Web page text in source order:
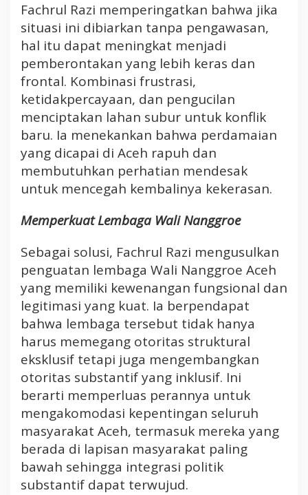
Fachrul Razi memperingatkan bahwa jika
situasi ini dibiarkan tanpa pengawasan,
hal itu dapat meningkat menjadi
pemberontakan yang lebih keras dan
frontal. Kombinasi frustrasi,
ketidakpercayaan, dan pengucilan
menciptakan lahan subur untuk konflik
baru. Ia menekankan bahwa perdamaian
yang dicapai di Aceh rapuh dan
membutuhkan perhatian mendesak
untuk mencegah kembalinya kekerasan.
Memperkuat Lembaga Wali Nanggroe
Sebagai solusi, Fachrul Razi mengusulkan
penguatan lembaga Wali Nanggroe Aceh
yang memiliki kewenangan fungsional dan
legitimasi yang kuat. Ia berpendapat
bahwa lembaga tersebut tidak hanya
harus memegang otoritas struktural
eksklusif tetapi juga mengembangkan
otoritas substantif yang inklusif. Ini
berarti memperluas perannya untuk
mengakomodasi kepentingan seluruh
masyarakat Aceh, termasuk mereka yang
berada di lapisan masyarakat paling
bawah sehingga integrasi politik
substantif dapat terwujud.